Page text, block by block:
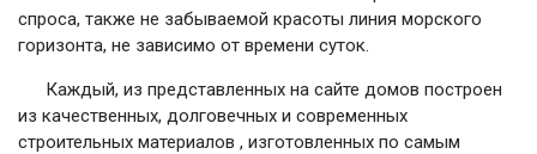
спроса, также не забываемой красоты линия морского
горизонта, не зависимо от времени суток.
Каждый, из представленных на сайте домов построен
из качественных, долговечных и современных
строительных материалов , изготовленных по самым